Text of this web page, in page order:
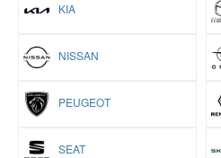
KIA
NISSAN
PEUGEOT
SEAT